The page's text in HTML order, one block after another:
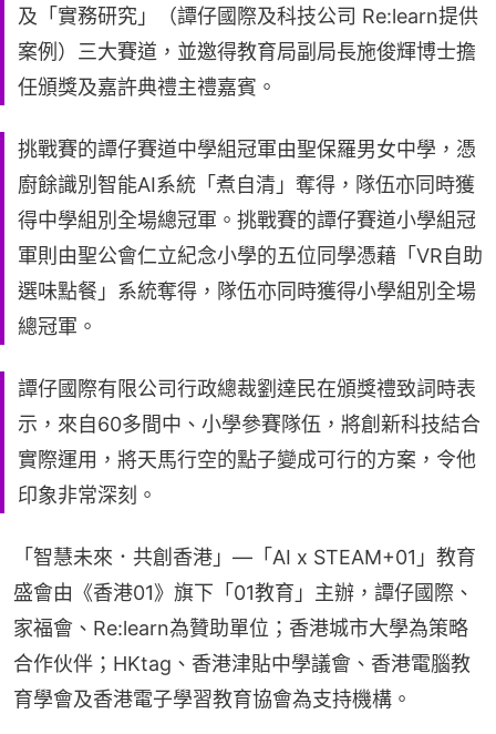
及「實務研究」（譚仔國際及科技公司 Re:learn提供
案例）三大賽道，並邀得教育局副局長施俊輝博士擔
任頒獎及嘉許典禮主禮嘉賓。
挑戰賽的譚仔賽道中學組冠軍由聖保羅男女中學，憑
廚餘識別智能AI系統「煮自清」奪得，隊伍亦同時獲
得中學組別全場總冠軍。挑戰賽的譚仔賽道小學組冠
軍則由聖公會仁立紀念小學的五位同學憑藉「VR自助
選味點餐」系統奪得，隊伍亦同時獲得小學組別全場
總冠軍。
譚仔國際有限公司行政總裁劉達民在頒獎禮致詞時表
示，來自60多間中、小學參賽隊伍，將創新科技結合
實際運用，將天馬行空的點子變成可行的方案，令他
印象非常深刻。
「智慧未來．共創香港」—「AI x STEAM+01」教育
盛會由《香港01》旗下「01教育」主辦，譚仔國際、
家福會、Re:learn為贊助單位；香港城市大學為策略
合作伙伴；HKtag、香港津貼中學議會、香港電腦教
育學會及香港電子學習教育協會為支持機構。